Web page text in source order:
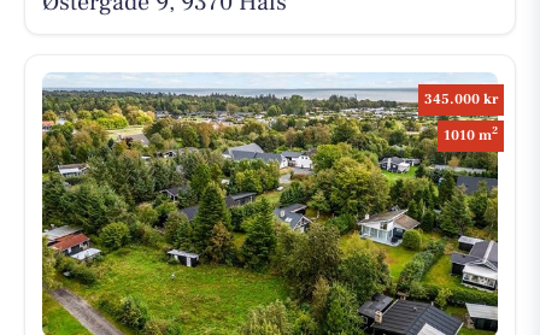
345.000 kr
1010 m2